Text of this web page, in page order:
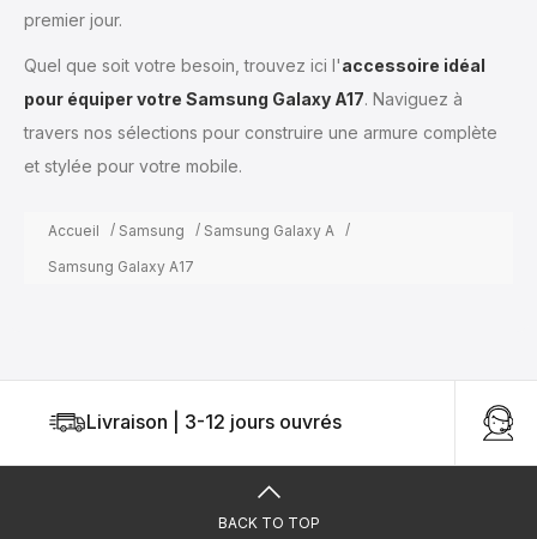
premier jour.
Quel que soit votre besoin, trouvez ici l'accessoire idéal
pour équiper votre Samsung Galaxy A17. Naviguez à
travers nos sélections pour construire une armure complète
et stylée pour votre mobile.
Accueil Samsung
Samsung Galaxy A
Samsung Galaxy A17
Livraison | 3-12 jours ouvrés
BACK TO TOP